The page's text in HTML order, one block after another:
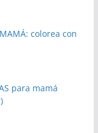
colorea con
para mamá